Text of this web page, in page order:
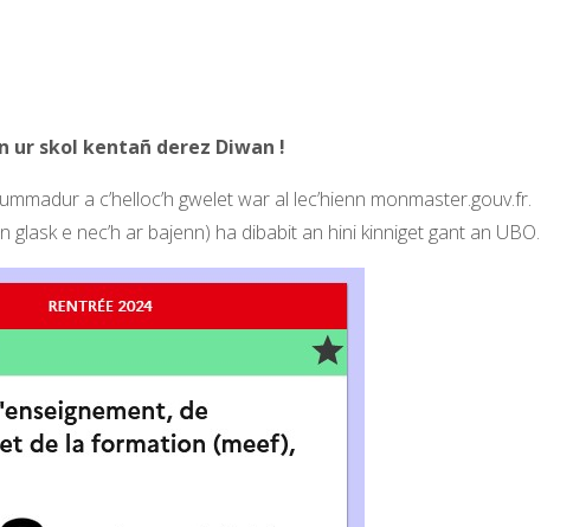
ur skol kentañ derez Diwan !
a c’helloc’h gwelet war al lec’hienn monmaster.gouv.fr.
e nec’h ar bajenn) ha dibabit an hini kinniget gant an UBO.